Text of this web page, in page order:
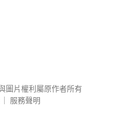
圖片權利屬原作者所有
服務聲明